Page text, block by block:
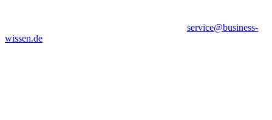
service@business-
wissen.de